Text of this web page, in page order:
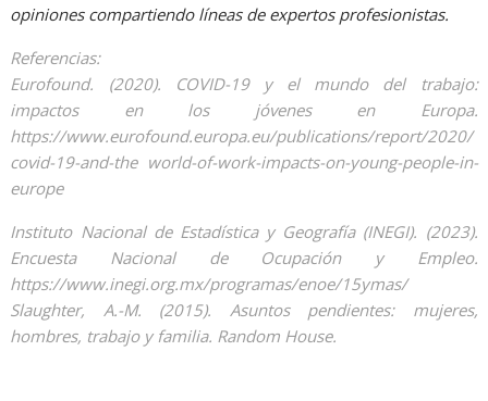
opiniones compartiendo líneas de expertos profesionistas.
Referencias:
Eurofound. (2020). COVID-19 y el mundo del trabajo:
impactos en los jóvenes en
Europa.
https://www.eurofound.europa.eu/publications/report/2020/
covid-19-and-the world-of-work-impacts-on-young-people-in-
europe
Instituto Nacional de Estadística y Geografía (INEGI). (2023).
Encuesta Nacional de Ocupación y Empleo.
https://www.inegi.org.mx/programas/enoe/15ymas/
Slaughter, A.-M. (2015). Asuntos pendientes: mujeres,
hombres, trabajo y familia. Random House.